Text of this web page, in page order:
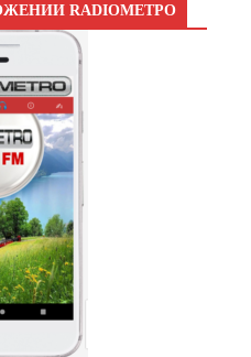
RADIOМЕТРО